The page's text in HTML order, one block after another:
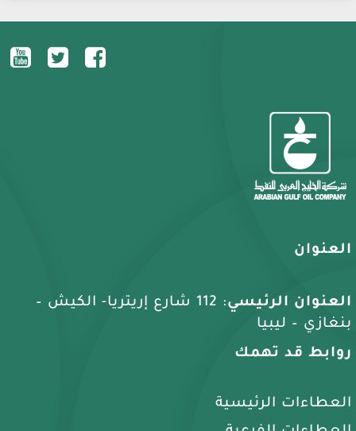
العنوان
العنوان الرئيسي
: 112 شارع إريتريا- الكيش –
بنغازي – ليبيا
روابط قد تهمك
العطاءات الرئيسية